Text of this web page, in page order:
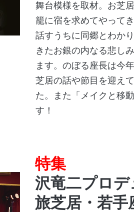
舞台模様を取材。お芝
籠に宿を求めてやって
話すうちに同郷とわか
きたお銀の内なる悲し
ます。のぼる座長は今
芝居の話や節目を迎え
た。また「メイクと移
す！
特集
沢竜二プロ
旅芝居・若手